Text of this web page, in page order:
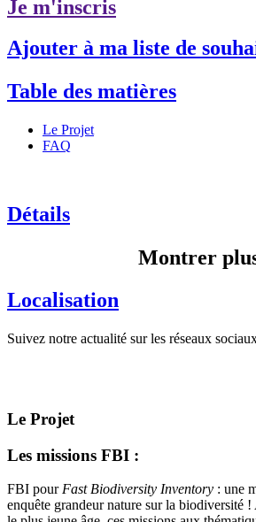
Je m'inscris
Ajouter à ma liste de
Table des matières
Le Projet
FAQ
Détails
Montrer
Localisation
Suivez notre actualité sur les réseaux
Le Projet
Les missions FBI :
FBI pour Fast Biodiversity Inventory : une
enquête grandeur nature sur la biodiversité !